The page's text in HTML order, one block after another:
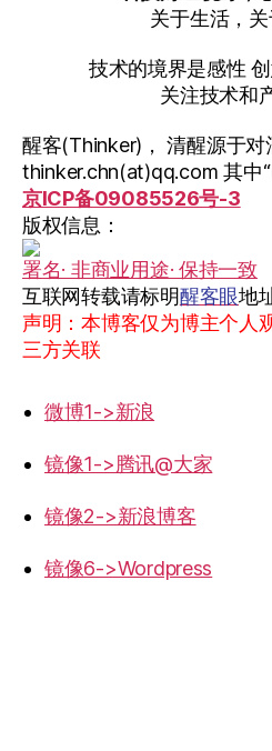
关于生活，
技术的境界是感性
关注技术和
醒客(Thinker)， 清醒源于对
thinker.chn(at)qq.com 其中
京ICP备09085526号-3
版权信息：
署名· 非商业用途· 保持一致
互联网转载请标明醒客眼地
声明：本博客仅为博主个人
三方关联
微博1->新浪
镜像1->腾讯@大家
镜像2->新浪博客
镜像6->Wordpress